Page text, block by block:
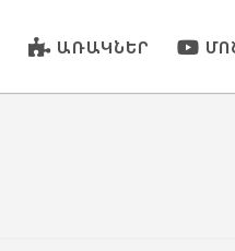
ԱՌԱԿՆԵՐ